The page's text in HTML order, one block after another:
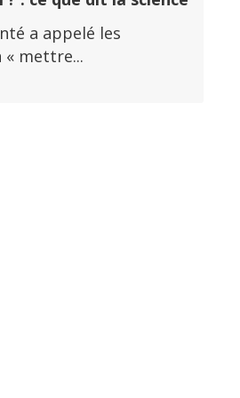
a appelé les
« mettre...